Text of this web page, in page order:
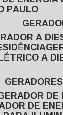
PAULO
A
A
GERADOR
DE